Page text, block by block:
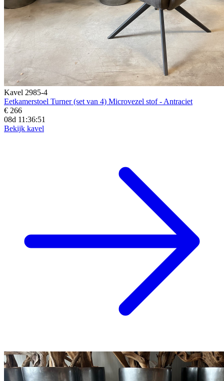
Kavel 2985-4
Eetkamerstoel Turner (set van 4) Microvezel stof - Antraciet
€ 266
08d 11:36:49
Bekijk kavel